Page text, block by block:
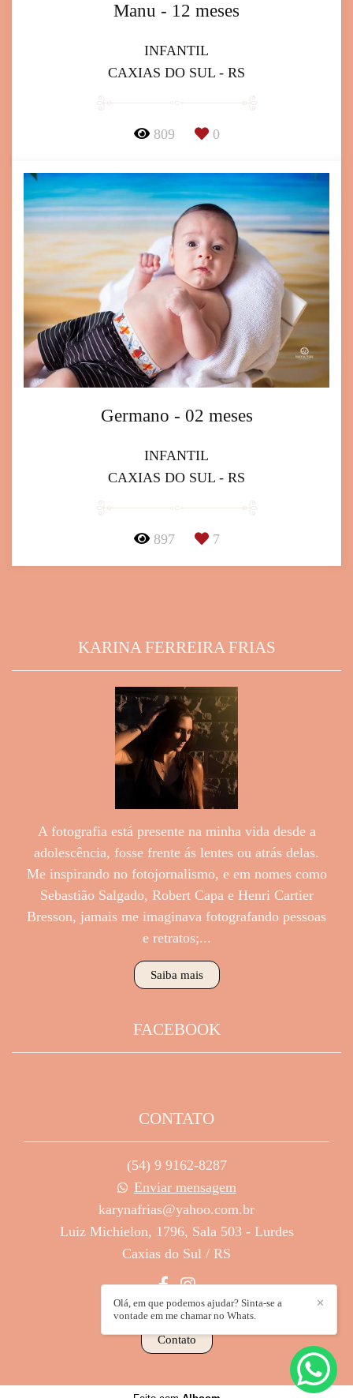
Manu - 12 meses
INFANTIL
CAXIAS DO SUL - RS
809 0
Germano - 02 meses
INFANTIL
CAXIAS DO SUL - RS
897 7
KARINA FERREIRA FRIAS
A fotografia está presente na minha vida desde a
adolescência, fosse frente ás lentes ou atrás delas.
Me inspirando no fotojornalismo, e em nomes como
Sebastião Salgado, Robert Capa e Henri Cartier
Bresson, jamais me imaginava fotografando pessoas
e retratos;...
Saiba mais
FACEBOOK
CONTATO
(54) 9 9162-8287
Enviar mensagem
karynafrias@yahoo.com.br
Luiz Michielon, 1796, Sala 503 - Lurdes
Caxias do Sul / RS
Contato
✕
Olá, em que podemos ajudar? Sinta-se a
vontade em me chamar no Whats.